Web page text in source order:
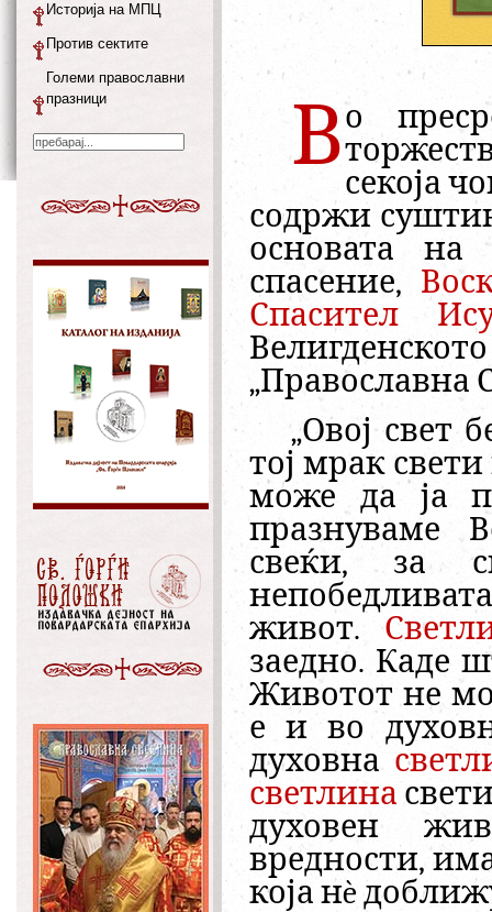
Во
секоја
содржи
основата на
спасение,
Спасител
„Православна
„Овој свет
тој мрак
може да ја
празнуваме
свеќи, за
живот.
заедно. Каде
Животот не
е и во
духовна
светлина
духовен
вредности,
која нè
Историја на МПЦ
Против сектите
Големи православни
празници